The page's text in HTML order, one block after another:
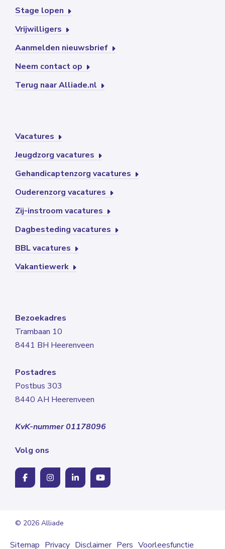
Stage lopen
Vrijwilligers
Aanmelden nieuwsbrief
Neem contact op
Terug naar Alliade.nl
Vacatures
Jeugdzorg vacatures
Gehandicaptenzorg vacatures
Ouderenzorg vacatures
Zij-instroom vacatures
Dagbesteding vacatures
BBL vacatures
Vakantiewerk
Bezoekadres
Trambaan 10
8441 BH Heerenveen
Postadres
Postbus 303
8440 AH Heerenveen
KvK-nummer 01178096
Volg ons
© 2026 Alliade
Sitemap Privacy Disclaimer Pers Voorleesfunctie